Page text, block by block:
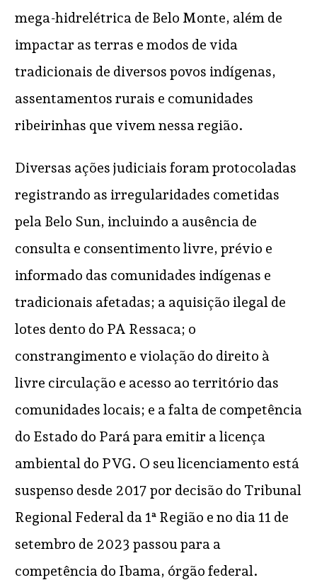
mega-hidrelétrica de Belo Monte, além de
impactar as terras e modos de vida
tradicionais de diversos povos indígenas,
assentamentos rurais e comunidades
ribeirinhas que vivem nessa região.
Diversas ações judiciais foram protocoladas
registrando as irregularidades cometidas
pela Belo Sun, incluindo a ausência de
consulta e consentimento livre, prévio e
informado das comunidades indígenas e
tradicionais afetadas; a aquisição ilegal de
lotes dento do PA Ressaca; o
constrangimento e violação do direito à
livre circulação e acesso ao território das
comunidades locais; e a falta de competência
do Estado do Pará para emitir a licença
ambiental do PVG. O seu licenciamento está
suspenso desde 2017 por decisão do Tribunal
Regional Federal da 1ª Região e no dia 11 de
setembro de 2023 passou para a
competência do Ibama, órgão federal.